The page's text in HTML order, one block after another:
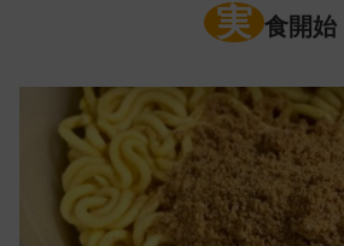
実 食開始